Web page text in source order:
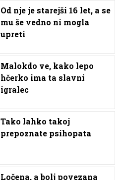
Od nje je starejši 16 let, a se
mu še vedno ni mogla
upreti
Malokdo ve, kako lepo
hčerko ima ta slavni
igralec
Tako lahko takoj
prepoznate psihopata
Ločena, a bolj povezana